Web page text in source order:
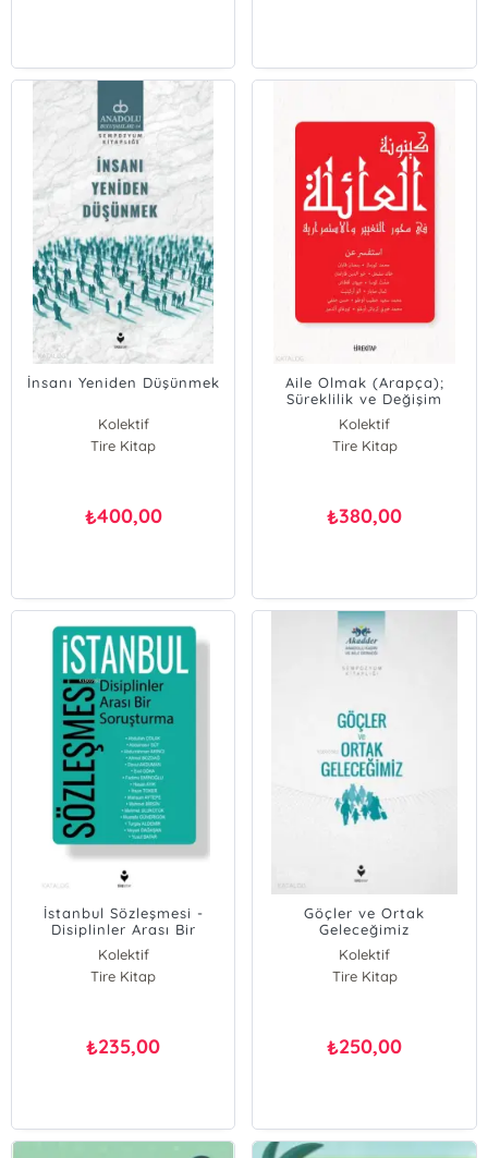
İnsanı Yeniden Düşünmek
Kolektif
Tire Kitap
₺400,00
Aile Olmak (Arapça);
Süreklilik ve Değişim
Ekseninde
Kolektif
Tire Kitap
₺380,00
İstanbul Sözleşmesi -
Disiplinler Arası Bir
Soruşturma
Kolektif
Tire Kitap
₺235,00
Göçler ve Ortak
Geleceğimiz
Kolektif
Tire Kitap
₺250,00